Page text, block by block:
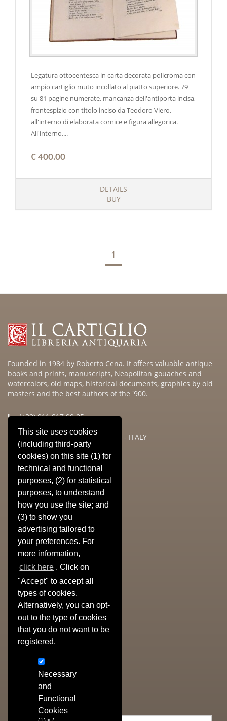
Legatura ottocentesca in carta decorata policroma con
ampio cartiglio muto incollato al piatto superiore. 79
su 81 pagine numerate, mancanza dell'antiporta incisa,
frontespizio con titolo inciso da Teodoro Viero,
all'interno di elaborata cornice e figura allegorica.
All'interno,...
€ 400.00
DETAILS
BUY
1
Founded in 1984 by Roberto Cena. It offers valuable antique
books and prints, manuscripts, Neapolitan gouaches and
watercolors, old maps, historical documents, graphics by old
masters and the best authors of the '900.
(+39) 011.817.90.05
info@cartiglio.it
Via Po n° 32/d - 10123 - Torino - ITALY
Sitemap
» HOME
» SHOP
» EVENTS
» PRESS
» CONTACTS
» SHOPPING CART
» Privacy Disclaimer
» Conditions Of Sale
Products
» Rare Books
» Old Prints
» Modern Prints
» Poster
» Items and Paintings
» Catalogs Realised
Newsletter
Sign up to receive all our news.
This site uses cookies
(including third-party
cookies) on this site (1) for
technical and functional
purposes, (2) for statistical
purposes, to understand
how you use the site; and
(3) to show you
advertising tailored to
your preferences. For
more information,
click here . Click on
"Accept" to accept all
types of cookies.
Alternatively, you can opt-
out to the type of cookies
that you do not want to be
registered.
Necessary
and
Functional
Cookies